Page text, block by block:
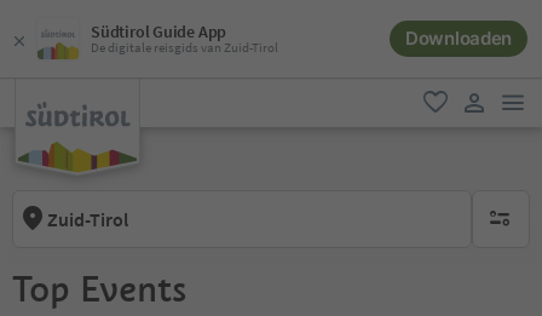
Südtirol Guide App
De digitale reisgids van Zuid-Tirol Downloaden
favoriet
Zuid-Tirol geen
Top Events